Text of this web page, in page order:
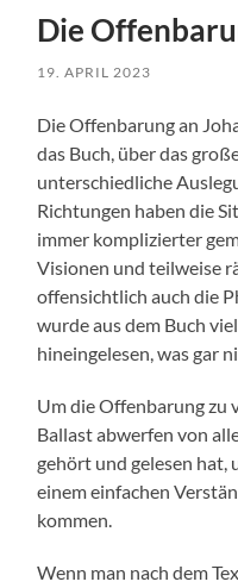
Die
19. APRIL 2023
Die Offenbarung an
das Buch, über das
unterschiedliche
Richtungen haben die
immer komplizierter
Visionen und teilweise
offensichtlich auch die
wurde aus dem Buch
hineingelesen, was gar
Um die Offenbarung zu
Ballast abwerfen von
gehört und gelesen hat,
einem einfachen
kommen.
Wenn man nach dem